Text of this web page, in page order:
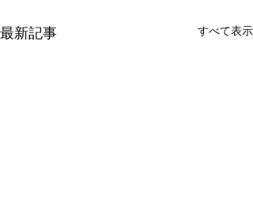
最新記事 すべて表示